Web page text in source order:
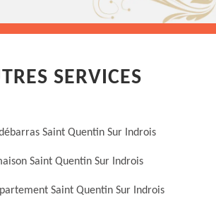
SERVICES
Saint Quentin Sur Indrois
Saint Quentin Sur Indrois
Saint Quentin Sur Indrois